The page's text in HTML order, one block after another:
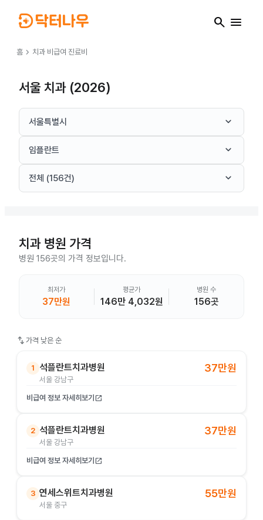
search menu
홈 chevron_right 치과 비급여 진료비
서울 치과 (2026)
서울특별시 keyboard_arrow_down
임플란트 keyboard_arrow_down
전체 (156건) keyboard_arrow_down
치과 병원 가격
병원 156곳의 가격 정보입니다.
최저가
37만원
평균가
146만 4,032원
병원 수
156곳
swap_vert 가격 낮은 순
1 석플란트치과병원
서울 강남구
37만원
비급여 정보 자세히보기 open_in_new
2 석플란트치과병원
서울 강남구
37만원
비급여 정보 자세히보기 open_in_new
3 연세스위트치과병원
서울 중구
55만원